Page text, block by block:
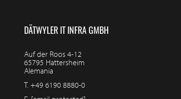
DÄTWYLER IT INFRA GMBH
Auf der Roos 4-12
65795 Hattersheim
Alemania
T. +49 6190 8880-0